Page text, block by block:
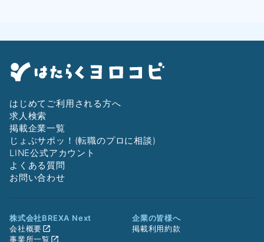
はじめてご利用される方へ
求人検索
掲載企業一覧
じょぶサポッ！(転職のプロに相談)
LINE公式アカウント
よくある質問
お問い合わせ
株式会社BREXA Next
会社概要
事業所一覧
企業の皆様へ
掲載利用約款